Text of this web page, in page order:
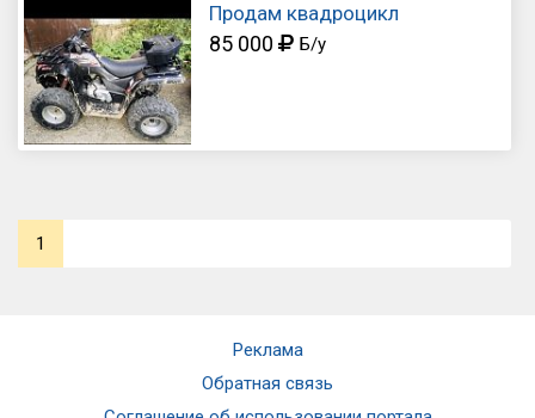
Продам квадроцикл
85 000 Б/у
1
Реклама
Обратная связь